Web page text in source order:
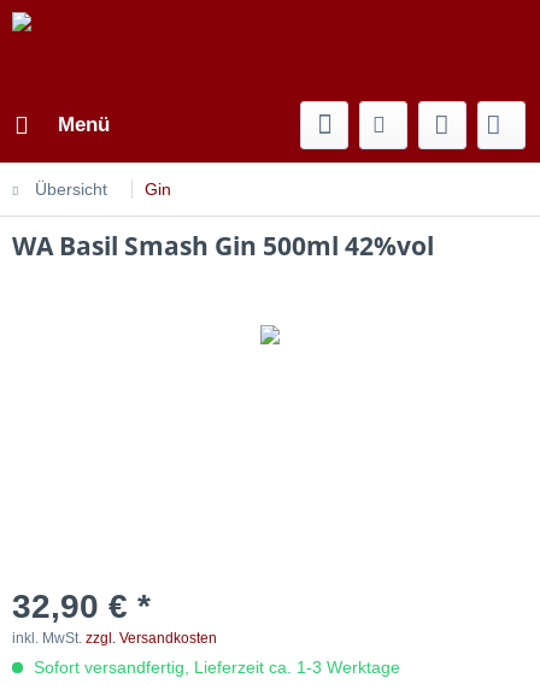
Menü
Übersicht Gin
WA Basil Smash Gin 500ml 42%vol
32,90 € *
inkl. MwSt. zzgl. Versandkosten
Sofort versandfertig, Lieferzeit ca. 1-3 Werktage